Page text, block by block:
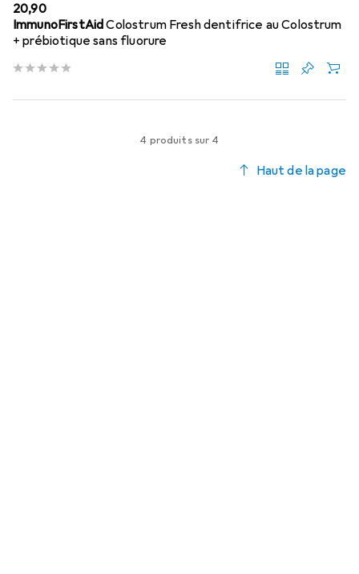
EUR
20,90
ImmunoFirstAidColostrum Fresh dentifrice au Colostrum
+ prébiotique sans fluorure
4 produits sur 4
Haut de la page